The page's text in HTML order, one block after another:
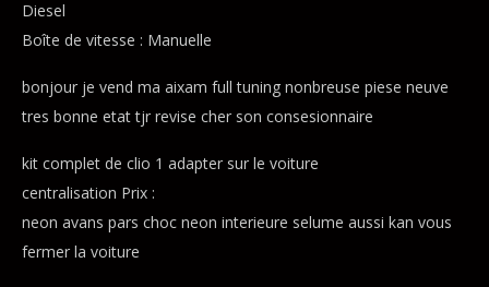
Diesel
Boîte de vitesse : Manuelle
bonjour je vend ma aixam full tuning nonbreuse piese neuve
tres bonne etat tjr revise cher son consesionnaire
kit complet de clio 1 adapter sur le voiture
centralisation Prix :
neon avans pars choc neon interieure selume aussi kan vous
fermer la voiture